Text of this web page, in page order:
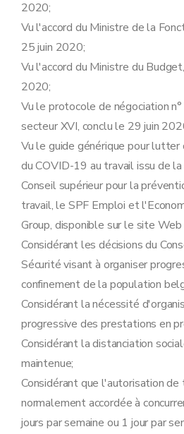
2020;
Vu l'accord du Ministre de la
25 juin 2020;
Vu l'accord du Ministre du
2020;
Vu le protocole de négociation
secteur XVI, conclu le 29 juin
Vu le guide générique pour
du COVID-19 au travail issu de
Conseil supérieur pour la
travail, le SPF Emploi et
Group, disponible sur le site
Considérant les décisions du
Sécurité visant à organiser
confinement de la population
Considérant la nécessité
progressive des prestations en
Considérant la distanciation
maintenue;
Considérant que l'autorisation
normalement accordée à
jours par semaine ou 1 jour par